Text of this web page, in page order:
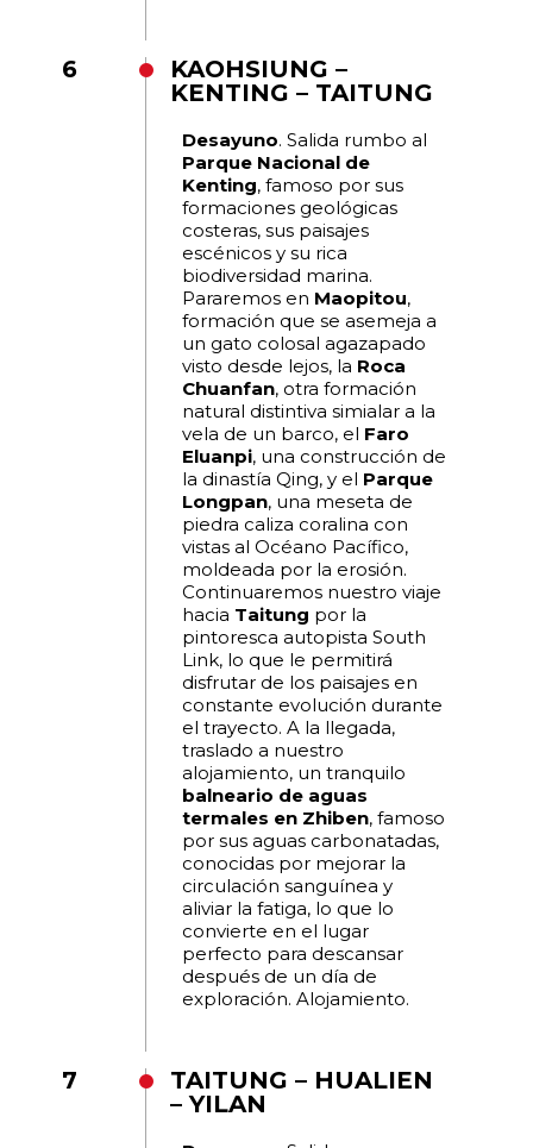
6
KAOHSIUNG –
KENTING – TAITUNG
Desayuno. Salida rumbo al
Parque Nacional de
Kenting, famoso por sus
formaciones geológicas
costeras, sus paisajes
escénicos y su rica
biodiversidad marina.
Pararemos en Maopitou,
formación que se asemeja a
un gato colosal agazapado
visto desde lejos, la Roca
Chuanfan, otra formación
natural distintiva simialar a la
vela de un barco, el Faro
Eluanpi, una construcción de
la dinastía Qing, y el Parque
Longpan, una meseta de
piedra caliza coralina con
vistas al Océano Pacífico,
moldeada por la erosión.
Continuaremos nuestro viaje
hacia Taitung por la
pintoresca autopista South
Link, lo que le permitirá
disfrutar de los paisajes en
constante evolución durante
el trayecto. A la llegada,
traslado a nuestro
alojamiento, un tranquilo
balneario de aguas
termales en Zhiben, famoso
por sus aguas carbonatadas,
conocidas por mejorar la
circulación sanguínea y
aliviar la fatiga, lo que lo
convierte en el lugar
perfecto para descansar
después de un día de
exploración. Alojamiento.
7
TAITUNG – HUALIEN
– YILAN